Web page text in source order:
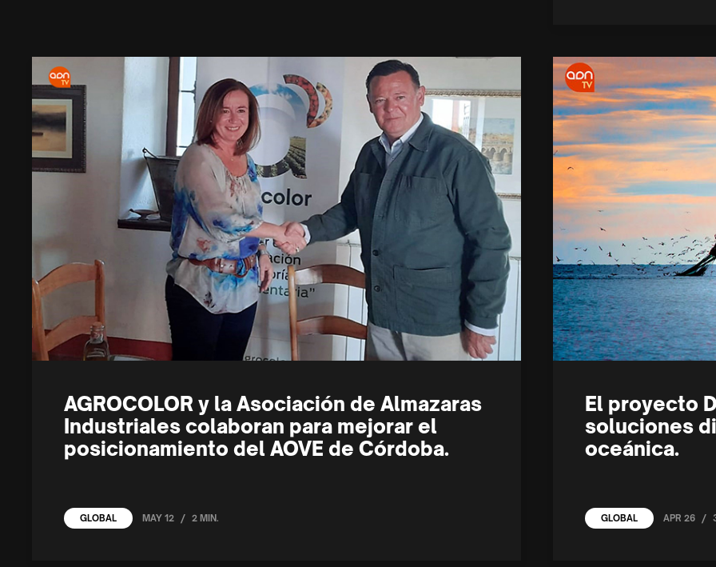
AGROCOLOR y la Asociación de Almazaras
Industriales colaboran para mejorar el
posicionamiento del AOVE de Córdoba.
GLOBAL MAY 12 / 2 MIN.
El proyecto
soluciones
oceánica.
GLOBAL APR 26 /